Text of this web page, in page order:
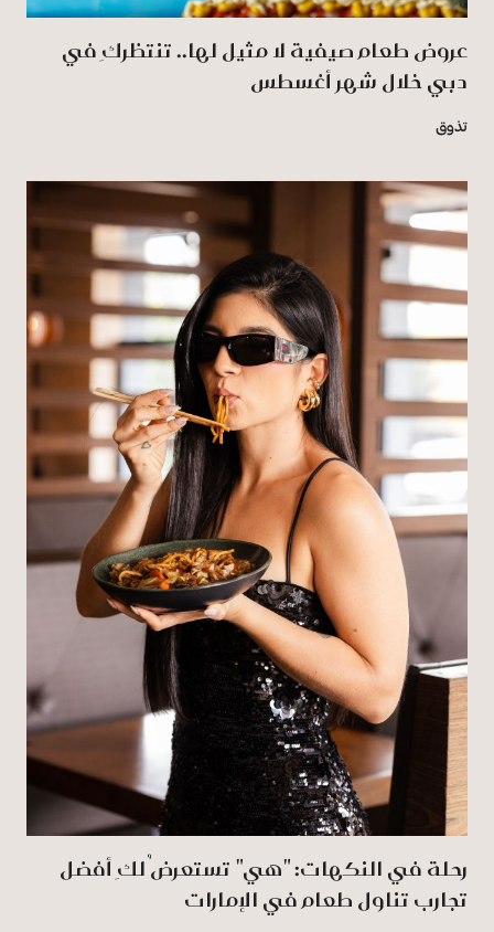
عروض طعام صيفية لا مثيل لها.. تنتظركِ في
دبي خلال شهر أغسطس
تذوق
رحلة في النكهات: "هي" تستعرضُ لكِ أفضل
تجارب تناول طعام في الإمارات